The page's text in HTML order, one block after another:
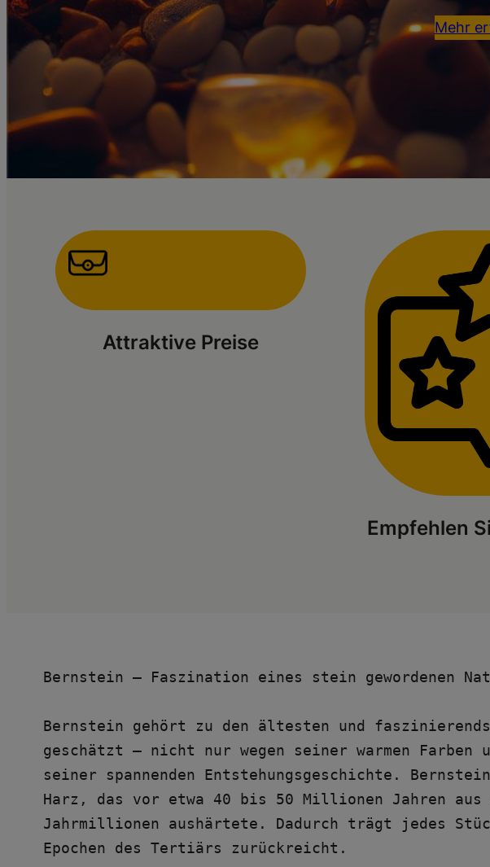
Mehr
Attraktive Preise
Empfehlen
Bernstein – Faszination eines stein gewordenen
Bernstein gehört zu den ältesten und
geschätzt – nicht nur wegen seiner warmen
seiner spannenden Entstehungsgeschichte.
Harz, das vor etwa 40 bis 50 Millionen Jahren
Jahrmillionen aushärtete. Dadurch trägt jedes
Epochen des Tertiärs zurückreicht.